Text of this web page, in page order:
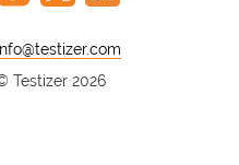
@
Testizer 2026